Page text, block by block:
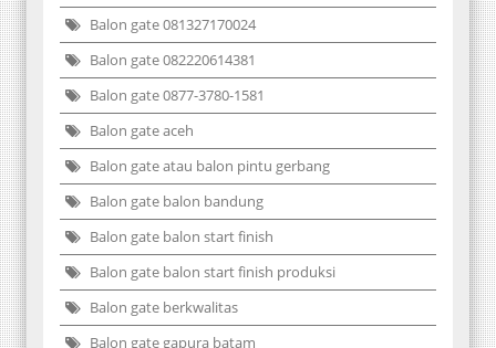
Balon gate 081327170024
Balon gate 082220614381
Balon gate 0877-3780-1581
Balon gate aceh
Balon gate atau balon pintu gerbang
Balon gate balon bandung
Balon gate balon start finish
Balon gate balon start finish produksi
Balon gate berkwalitas
Balon gate gapura batam